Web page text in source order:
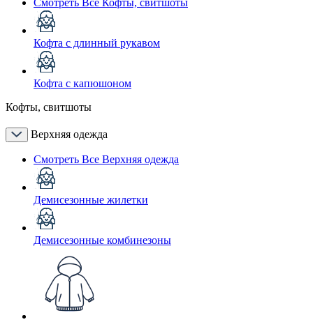
Смотреть Все Кофты, свитшоты
Кофта с длинный рукавом
Кофта с капюшоном
Кофты, свитшоты
Верхняя одежда
Смотреть Все Верхняя одежда
Демисезонные жилетки
Демисезонные комбинезоны